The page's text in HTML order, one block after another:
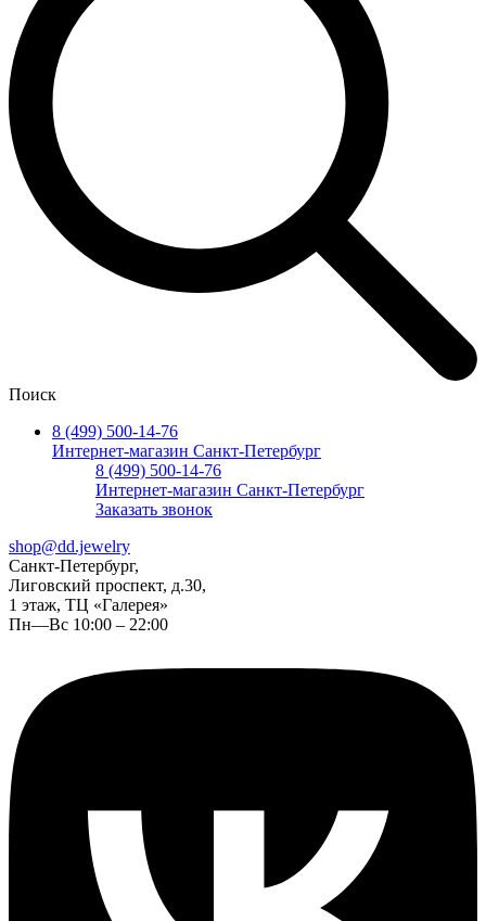
Поиск
8 (499) 500-14-76
Интернет-магазин Санкт-Петербург
8 (499) 500-14-76
Интернет-магазин Санкт-Петербург
Заказать звонок
shop@dd.jewelry
Санкт-Петербург,
Лиговский проспект, д.30,
1 этаж, ТЦ «Галерея»
Пн—Вс 10:00 – 22:00